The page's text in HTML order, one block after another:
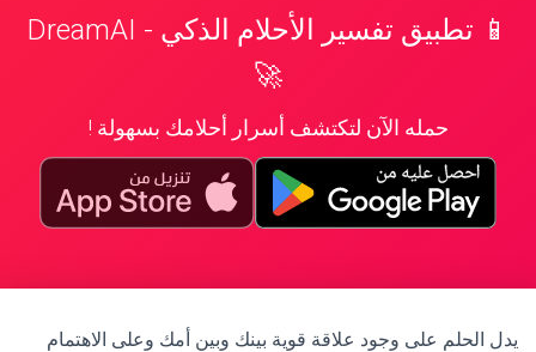
📱 تطبيق تفسير الأحلام الذكي - DreamAI
🚀
حمله الآن لتكتشف أسرار أحلامك بسهولة !
يدل الحلم على وجود علاقة قوية بينك وبين أمك وعلى الاهتمام